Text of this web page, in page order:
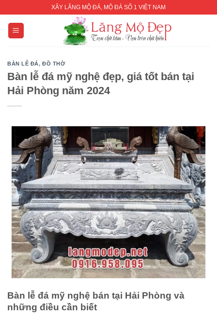
content
XÂY LĂNG MỘ ĐÁ, MỘ ĐÁ SỐ 1 VIỆT NAM
BÀN LỄ ĐÁ,ĐỒ THỜ
Bàn lễ đá mỹ nghệ đẹp, giá tốt bán tại
Hải Phòng năm 2024
Bàn lễ đá mỹ nghệ bán tại Hải Phòng và
những điều cần biết